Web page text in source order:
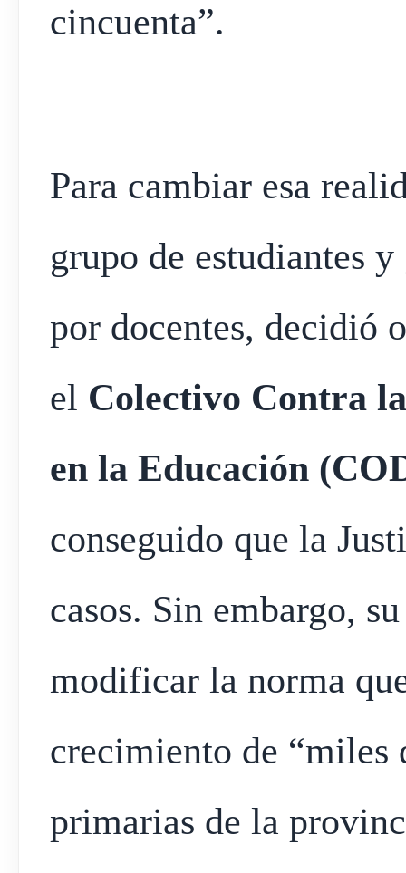
cincuenta”.
Para cambiar esa
grupo de estudiantes y
por docentes, decidió
el Colectivo Contra
en la Educación
conseguido que la
casos. Sin embargo,
modificar la norma
crecimiento de “miles
primarias de la